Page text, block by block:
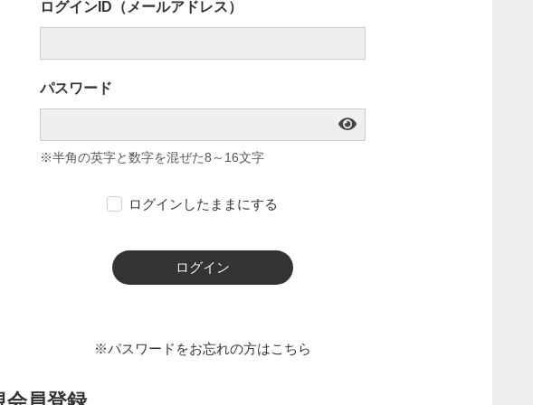
ログインID（メールアドレス）
パスワード
※半角の英字と数字を混ぜた8～16文字
ログインしたままにする
ログイン
※パスワードをお忘れの方はこちら